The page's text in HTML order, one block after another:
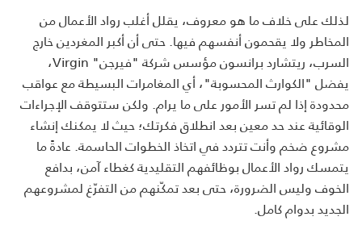
لذلك على خلاف ما هو معروف، يقلل أغلب رواد الأعمال من
المخاطر ولا يقحمون أنفسهم فيها. حتى أن أكبر المغردين خارج
السرب، ريتشارد برانسون مؤسس شركة "فيرجن" Virgin،
يفضل "الكوارث المحسوبة"، أي المغامرات البسيطة مع عواقب
محدودة إذا لم تسر الأمور على ما يرام. ولكن ستتوقف الإجراءات
الوقائية عند حد معين بعد انطلاق فكرتك؛ حيث لا يمكنك إنشاء
مشروع ضخم وأنت تتردد في اتخاذ الخطوات الحاسمة. عادةً ما
يتمسك رواد الأعمال بوظائفهم التقليدية كغطاء آمن، بدافع
الخوف وليس الضرورة، حتى بعد تمكّنهم من التفرّغ لمشروعهم
الجديد بدوام كامل.